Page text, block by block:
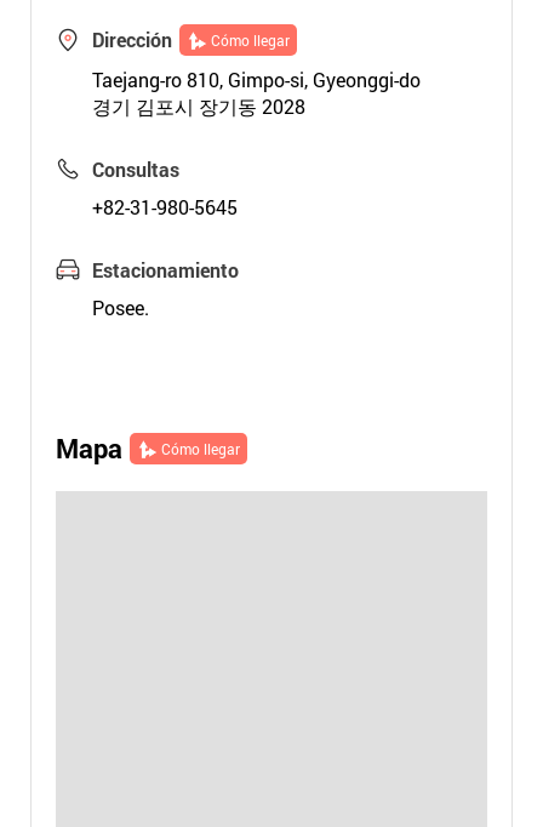
Dirección Cómo llegar
Taejang-ro 810, Gimpo-si, Gyeonggi-do
경기 김포시 장기동 2028
Consultas
+82-31-980-5645
Estacionamiento
Posee.
Mapa Cómo llegar